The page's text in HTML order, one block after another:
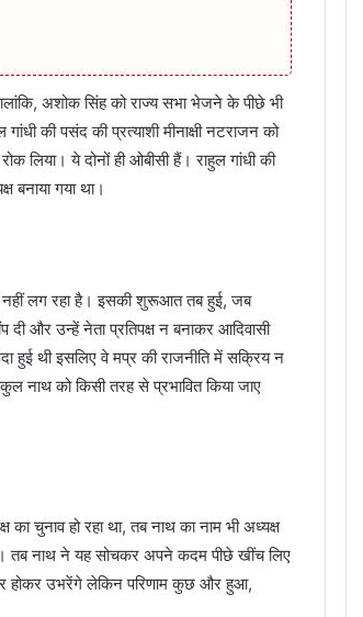
अशोक सिंह को राज्य सभा भेजने के पीछे भी
की पसंद की प्रत्याशी मीनाक्षी नटराजन को
लिया। ये दोनों ही ओबीसी हैं। राहुल गांधी की
बनाया गया था।
लग रहा है। इसकी शुरूआत तब हुई, जब
और उन्हें नेता प्रतिपक्ष न बनाकर आदिवासी
हुई थी इसलिए वे मप्र की राजनीति में सक्रिय न
नाथ को किसी तरह से प्रभावित किया जाए
चुनाव हो रहा था, तब नाथ का नाम भी अध्यक्ष
तब नाथ ने यह सोचकर अपने कदम पीछे खींच लिए
होकर उभरेंगे लेकिन परिणाम कुछ और हुआ,